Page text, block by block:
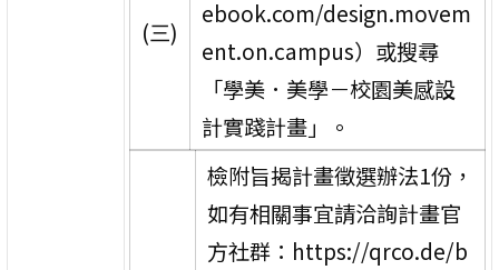
(三)
ebook.com/design.movem
ent.on.campus）或搜尋
「學美．美學－校園美感設
計實踐計畫」。
檢附旨揭計畫徵選辦法1份，
如有相關事宜請洽詢計畫官
方社群：https://qrco.de/b